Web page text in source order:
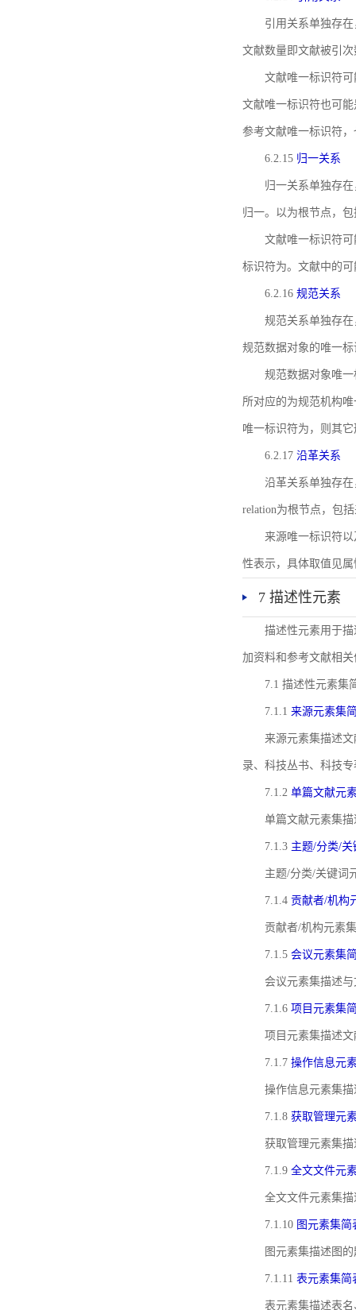
引用关系单独存
文献数量即文献被引
文献唯一标识符
文献唯一标识符也可
参考文献唯一标识符
6.2.15 归一关系
归一关系单独存
归一。以为根节点，
文献唯一标识符
标识符为。文献中的
6.2.16 规范关系
规范关系单独存
规范数据对象的唯一
规范数据对象唯一
所对应的为规范机构
唯一标识符为，则其
6.2.17 沿革关系
沿革关系单独存
relation为根节点，包
来源唯一标识符以
性表示，具体取值见属
7 描述性元素
描述性元素用于
加资料和参考文献相
7.1 描述性元素集
7.1.1 来源元素集
来源元素集描述
录、科技丛书、科技
7.1.2 单篇文献元
单篇文献元素集
7.1.3 主题/分类/
主题/分类/关键词
7.1.4 贡献者/机构
贡献者/机构元素
7.1.5 会议元素集
会议元素集描述
7.1.6 项目元素集
项目元素集描述
7.1.7 操作信息元
操作信息元素集
7.1.8 获取管理元
获取管理元素集
7.1.9 全文文件元
全文文件元素集
7.1.10 图元素集简
图元素集描述图
7.1.11 表元素集简
表元素集描述表